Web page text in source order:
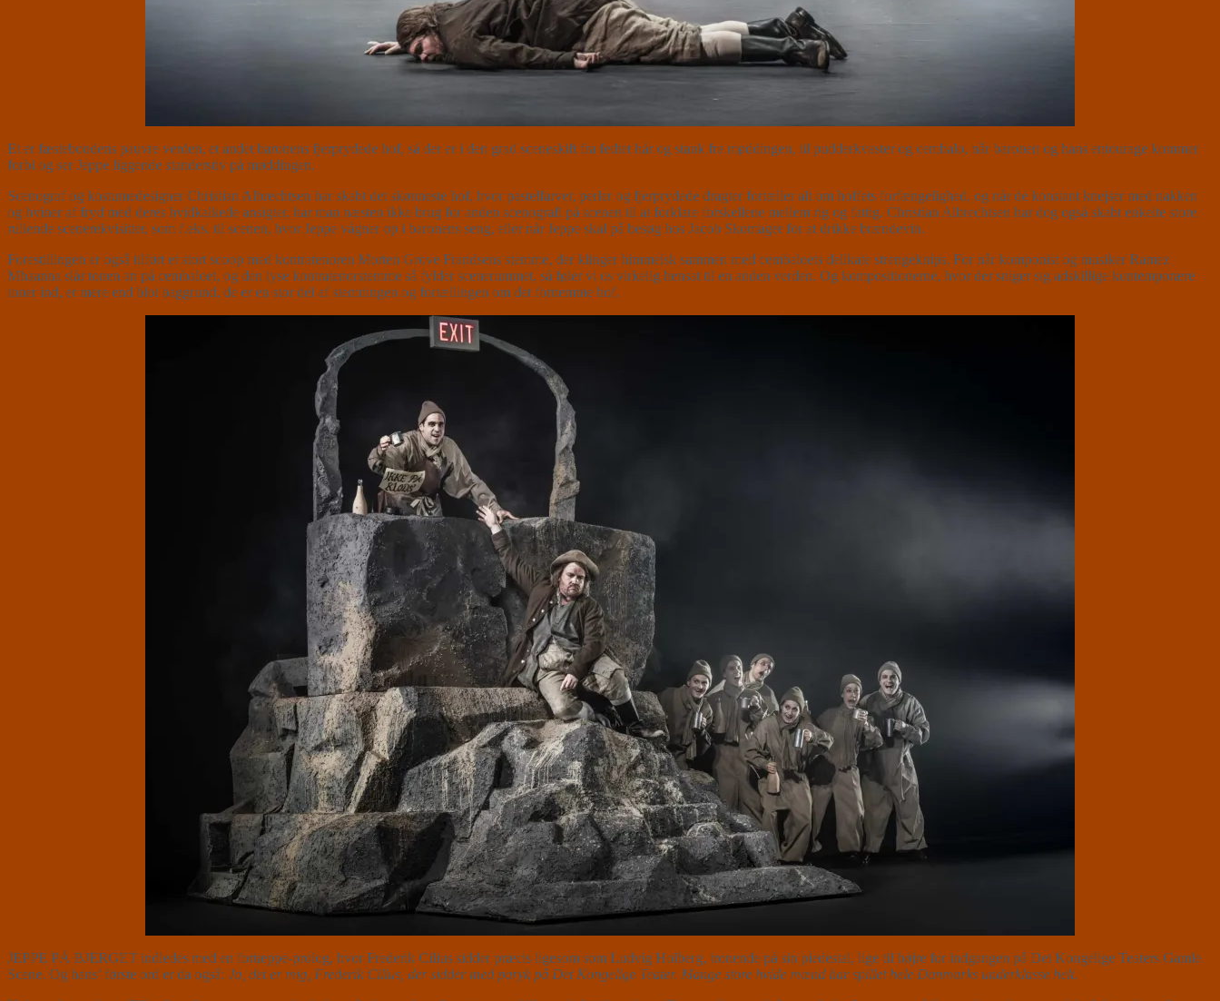
Et er fæstebondens pauvre verden, et andet baronens fjerprydede hof, så der er i den grad sceneskift fra fedtet hår og stank fra møddingen, til pudderkvaster og cembalo, når baronen og hans entourage kommer
forbi og ser Jeppe liggende standerstiv på møddingen.
Scenograf og kostumedesigner Christian Albrechtsen har skabt det skønneste hof, hvor pastelfarver, perler og fjerprydede dragter fortæller alt om hoffets forfængelighed, og når de konstant knejser med nakken
og hviner af fryd med deres hvidkalkede ansigter, har man næsten ikke brug for anden scenografi på scenen til at forklare forskellene mellem rig og fattig. Christian Albrechtsen har dog også skabt enkelte store
rullende scenerekvisitter, som f.eks. til scenen, hvor Jeppe vågner op i baronens seng, eller når Jeppe skal på besøg hos Jacob Skomager for at drikke brændevin.
Forestillingen er også tilført et stort scoop med kontratenoren Morten Grove Frandsens stemme, der klinger himmelsk sammen med cembaloets delikate strengeknips. For når komponist og musiker Ramez
Mhaanna slår tonen an på cembaloet, og den lyse kontratenorstemme så fylder scenerummet, så føler vi os virkelig hensat til en anden verden. Og kompositionerne, hvor der sniger sig adskillige kontemporære
toner ind, er mere end blot baggrund, de er en stor del af stemningen og fortællingen om det fornemme hof.
JEPPE PÅ BJERGET indledes med en fortæppe-prolog, hvor Frederik Cilius sidder præcis ligesom som Ludvig Holberg, tronende på sin piedestal, lige til højre for indgangen på Det Kongelige Teaters Gamle
Scene. Og hans’ første ord er da også: Ja, det er mig, Frederik Cilius, der sidder med paryk på Det Kongelige Teater. Mange store hvide mænd har spillet hele Danmarks underklasse helt.